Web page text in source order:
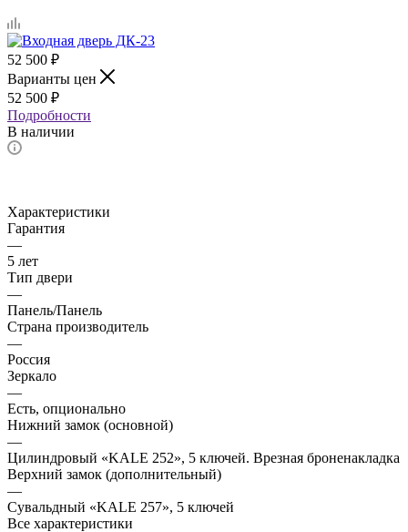
52 500 ₽
Варианты цен
52 500 ₽
Подробности
В наличии
Характеристики
Гарантия
—
5 лет
Тип двери
—
Панель/Панель
Страна производитель
—
Россия
Зеркало
—
Есть, опционально
Нижний замок (основной)
—
Цилиндровый «KALE 252», 5 ключей. Врезная броненакладка
Верхний замок (дополнительный)
—
Сувальдный «KALE 257», 5 ключей
Все характеристики